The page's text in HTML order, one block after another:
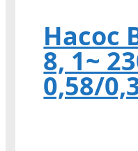
Насос
8, 1~
0,58/